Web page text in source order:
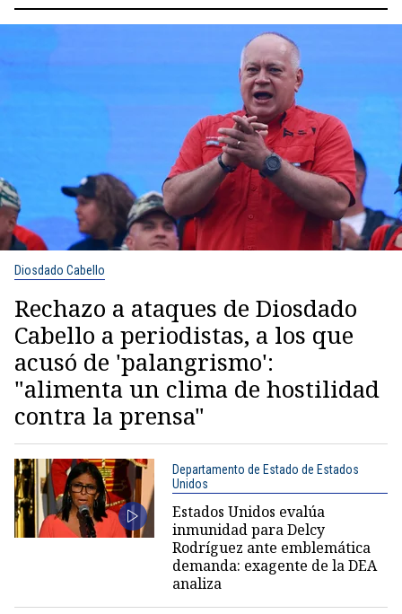
Diosdado Cabello
Rechazo a ataques de Diosdado
Cabello a periodistas, a los que
acusó de 'palangrismo':
"alimenta un clima de hostilidad
contra la prensa"
Departamento de Estado de Estados
Unidos
Estados Unidos evalúa
inmunidad para Delcy
Rodríguez ante emblemática
demanda: exagente de la DEA
analiza